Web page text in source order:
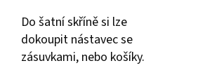
Do šatní skříně si lze
dokoupit nástavec se
zásuvkami, nebo košíky.